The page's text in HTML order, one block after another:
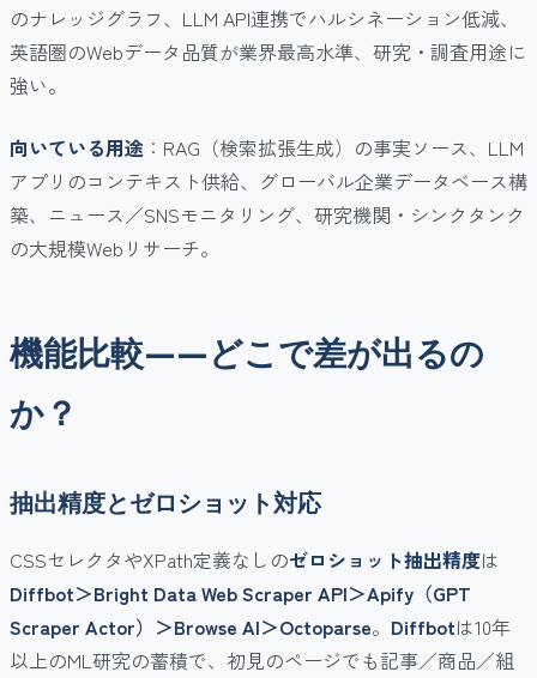
のナレッジグラフ、LLM API連携でハルシネーション低減、
英語圏のWebデータ品質が業界最高水準、研究・調査用途に
強い。
向いている用途 ：RAG（検索拡張生成）の事実ソース、LLM
アプリのコンテキスト供給、グローバル企業データベース構
築、ニュース／SNSモニタリング、研究機関・シンクタンク
の大規模Webリサーチ。
機能比較——どこで差が出るの
か？
抽出精度とゼロショット対応
CSSセレクタやXPath定義なしのゼロショット抽出精度は
Diffbot＞Bright Data Web Scraper API＞Apify（GPT
Scraper Actor）＞Browse AI＞Octoparse。 Diffbotは10年
以上のML研究の蓄積で、初見のページでも記事／商品／組